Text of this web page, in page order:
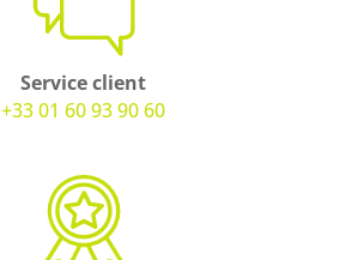
Service client
+33 01 60 93 90 60